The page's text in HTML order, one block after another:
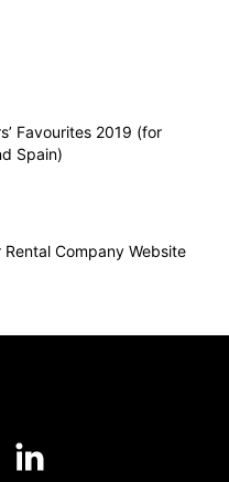
Favourites 2019 (for
Spain)
Company Website